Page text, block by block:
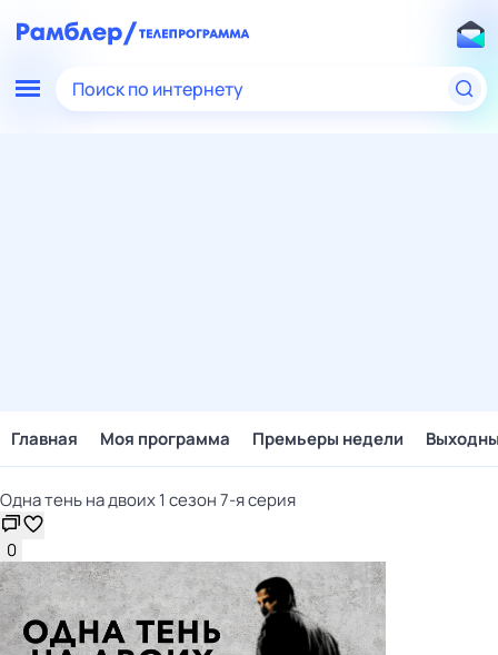
Поиск по интернету
Главная Моя программа Премьеры недели
Одна тень на двоих 1 сезон 7-я серия
0